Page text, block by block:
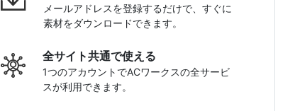
メールアドレスを登録するだけで、すぐに
素材をダウンロードできます。
全サイト共通で使える
1つのアカウントでACワークスの全サービ
スが利用できます。